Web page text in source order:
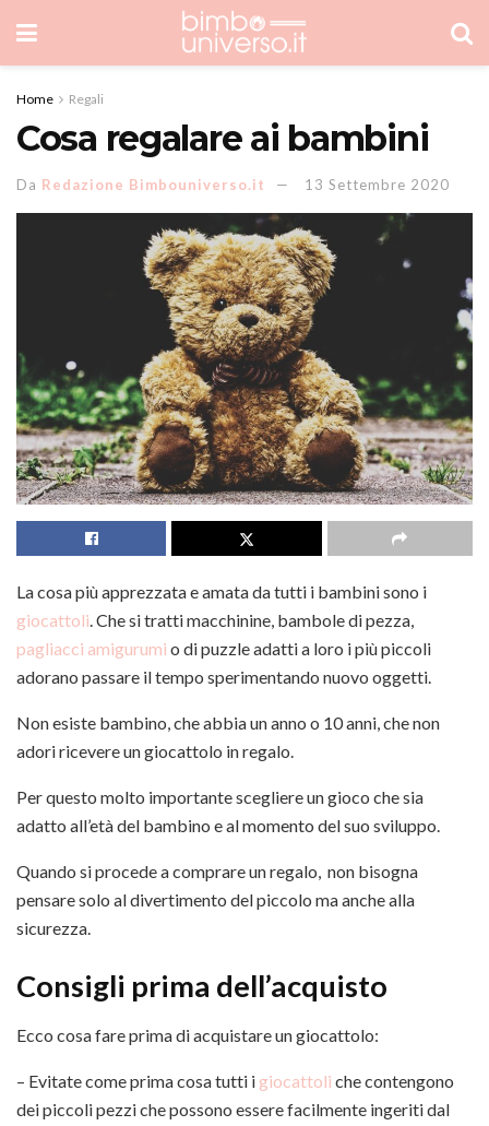
Home Regali
Cosa regalare ai bambini
Da Redazione Bimbouniverso.it 13 Settembre 2020
La cosa più apprezzata e amata da tutti i bambini sono i
giocattoli. Che si tratti macchinine, bambole di pezza,
pagliacci amigurumi o di puzzle adatti a loro i più piccoli
adorano passare il tempo sperimentando nuovo oggetti.
Non esiste bambino, che abbia un anno o 10 anni, che non
adori ricevere un giocattolo in regalo.
Per questo molto importante scegliere un gioco che sia
adatto all’età del bambino e al momento del suo sviluppo.
Quando si procede a comprare un regalo, non bisogna
pensare solo al divertimento del piccolo ma anche alla
sicurezza.
Consigli prima dell’acquisto
Ecco cosa fare prima di acquistare un giocattolo:
– Evitate come prima cosa tutti i giocattoli che contengono
dei piccoli pezzi che possono essere facilmente ingeriti dal